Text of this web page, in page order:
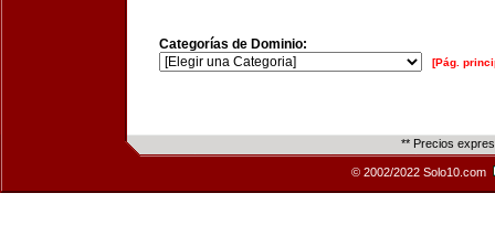
Categorías de Dominio:
[Pág.
** Precios
© 2002/2022 Solo10.com